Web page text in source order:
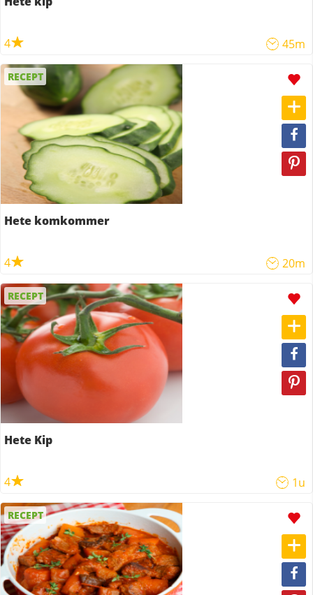
4 45m
RECEPT
Hete komkommer
4 20m
RECEPT
Hete Kip
4 1u
RECEPT